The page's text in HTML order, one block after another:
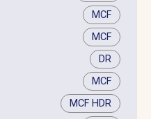
MCF
MCF
DR
MCF
MCF HDR